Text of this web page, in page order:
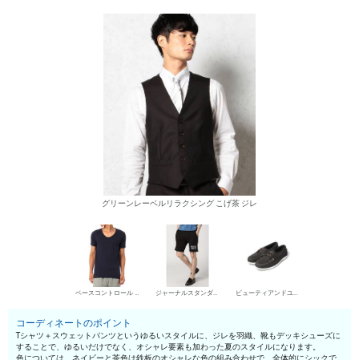
グリーンレーベルリラクシング こげ茶 ジレ
ベースコントロール UネックTシャツ ジャーナルスタンダード ホームステッド スウェットパンツ ビューティアンドユース ユナイテッドアローズ デッキシューズ
コーディネートのポイント
Tシャツ＋スウェットパンツというゆるいスタイルに、ジレを羽織、靴もデッキシューズに
することで、ゆるいだけでなく、オシャレ要素も加わった夏のスタイルになります。
色については、ネイビーと茶色は鉄板のオシャレな色の組み合わせで、全体的にシックで